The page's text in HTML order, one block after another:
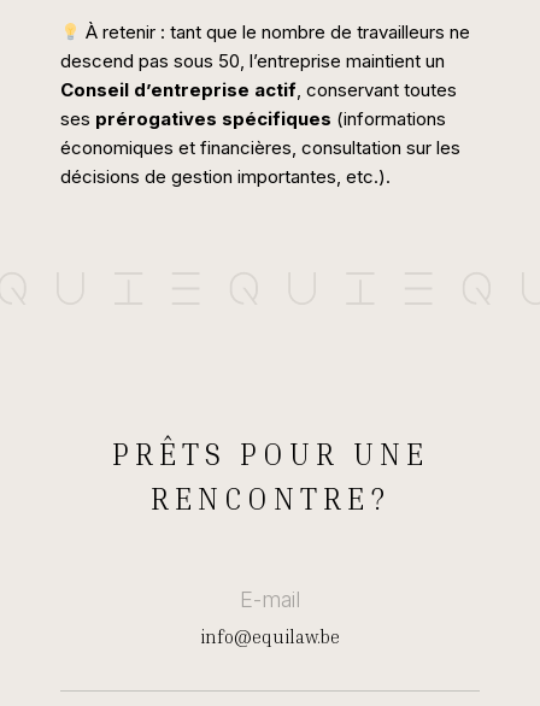
À retenir : tant que le nombre de travailleurs ne
descend pas sous 50, l’entreprise maintient un
Conseil d’entreprise actif, conservant toutes
ses prérogatives spécifiques (informations
économiques et financières, consultation sur les
décisions de gestion importantes, etc.).
PRÊTS POUR UNE
RENCONTRE?
E-mail
info@equilaw.be